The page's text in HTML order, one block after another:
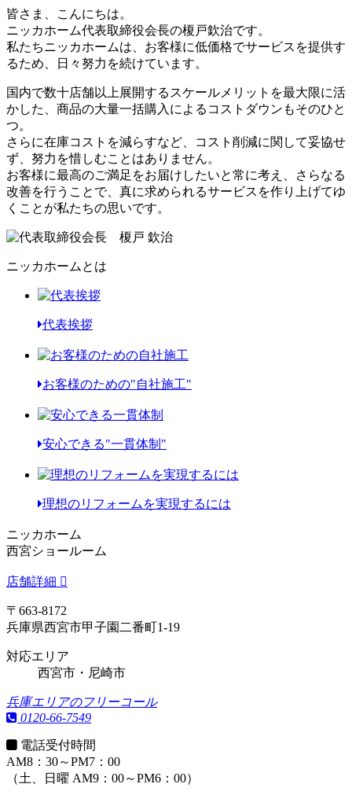
皆さま、こんにちは。
ニッカホーム代表取締役会長の榎戸欽治です。
私たちニッカホームは、お客様に低価格でサービスを提供す
るため、日々努力を続けています。
国内で数十店舗以上展開するスケールメリットを最大限に活
かした、商品の大量一括購入によるコストダウンもそのひと
つ。
さらに在庫コストを減らすなど、コスト削減に関して妥協せ
ず、努力を惜しむことはありません。
お客様に最高のご満足をお届けしたいと常に考え、さらなる
改善を行うことで、真に求められるサービスを作り上げてゆ
くことが私たちの思いです。
ニッカホームとは
代表挨拶
お客様のための"自社施工"
安心できる"一貫体制"
理想のリフォームを実現するには
ニッカホーム
西宮ショールーム
店舗詳細
〒663-8172
兵庫県西宮市甲子園二番町1-19
対応エリア
西宮市・尼崎市
兵庫エリアのフリーコール
0120-66-7549
電話受付時間
AM8：30～PM7：00
（土、日曜 AM9：00～PM6：00）